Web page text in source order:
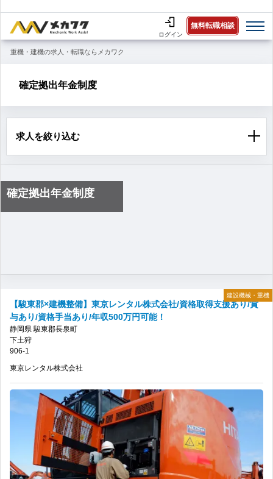
ログイン
無料転職相談
重機・建機の求人・転職ならメカワク
確定拠出年金制度
求人を絞り込む
確定拠出年金制度
建設機械・重機
【駿東郡×建機整備】東京レンタル株式会社/資格取得支援あり/賞
与あり/資格手当あり/年収500万円可能！
静岡県 駿東郡長泉町
下土狩
906-1
東京レンタル株式会社